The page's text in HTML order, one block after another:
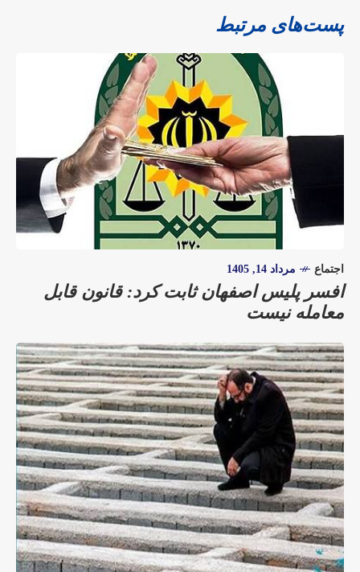
پست‌های مرتبط
اجتماع مرداد 14, 1405
افسر پلیس اصفهان ثابت کرد: قانون قابل
معامله نیست